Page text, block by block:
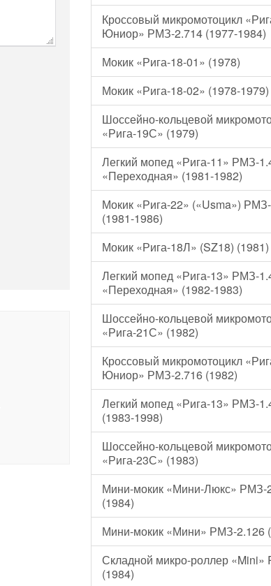
Кроссовый микромотоцикл
Юниор» РМЗ-2.714 (1977-1984)
Мокик «Рига-18-01» (1978)
Мокик «Рига-18-02» (1978-1979)
Шоссейно-кольцевой
«Рига-19С» (1979)
Легкий мопед «Рига-11» РМЗ-
«Переходная» (1981-1982)
Мокик «Рига-22» («Usma»)
(1981-1986)
Мокик «Рига-18Л» (SZ18) (1981)
Легкий мопед «Рига-13» РМЗ-
«Переходная» (1982-1983)
Шоссейно-кольцевой
«Рига-21С» (1982)
Кроссовый микромотоцикл
Юниор» РМЗ-2.716 (1982)
Легкий мопед «Рига-13» РМЗ-
(1983-1998)
Шоссейно-кольцевой
«Рига-23С» (1983)
Мини-мокик «Мини-Люкс» РМЗ-
(1984)
Мини-мокик «Мини» РМЗ-2.126
Складной микро-роллер «Mini»
(1984)